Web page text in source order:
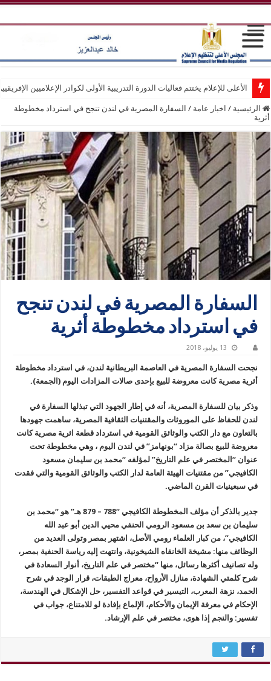
الأعلى للإعلام يختتم فعاليات الدورة التدريبية الأولى لكوادر الإعلاميين
الرئيسية / اخبار عامة / السفارة المصرية في لندن تنجح في استرداد مخطوطة
أثرية
السفارة المصرية في لندن تنجح
في استرداد مخطوطة أثرية
13 يوليو، 2018
نجحت السفارة المصرية في العاصمة البريطانية لندن، في استرداد مخطوطة
أثرية مصرية كانت معروضة للبيع بإحدى صالات المزادات اليوم (الجمعة).
وذكر بيان للسفارة المصرية، أنه في إطار الجهود التي تبذلها السفارة في
لندن للحفاظ على الموروثات والمقتنيات الثقافية المصرية، ساهمت جهودها
بالتعاون مع دار الكتب والوثائق القومية في استرداد قطعة اثرية مصرية كانت
معروضة للبيع بصالة مزاد “بونهامز” في لندن اليوم ، وهي مخطوطة تحت
عنوان “المختصر في علم التاريخ” لمؤلفه “محمد بن سليمان مسعود
الكافيجي” من مقتنيات الهيئة العامة لدار الكتب والوثائق القومية والتي فقدت
في سبعينيات القرن الماضي.
جدير بالذكر أن مؤلف المخطوطة الكافيجي “788 – 879 هـ” هو “محمد بن
سليمان بن سعد بن مسعود الرومي الحنفي محيي الدين أبو عبد الله
الكافيجي”، من كبار العلماء رومي الأصل، اشتهر بمصر وتولى العديد من
الوظائف منها: مشيخة الخانقاه الشيخونية، وانتهت إليه رياسة الحنفية بمصر،
وله تصانيف أكثرها رسائل، منها “مختصر في علم التاريخ، أنوار السعادة في
شرح كلمتي الشهادة، منازل الأرواح، معراج الطبقات، قرار الوجد في شرح
الحمد، نزهة المعرب، التيسير في قواعد التفسير، حل الإشكال في الهندسة،
الإحكام في معرفة الإيمان والأحكام، الإلماع بإفادة لو للامتناع، جواب في
تفسير: والنجم إذا هوى، مختصر في علم الإرشاد.